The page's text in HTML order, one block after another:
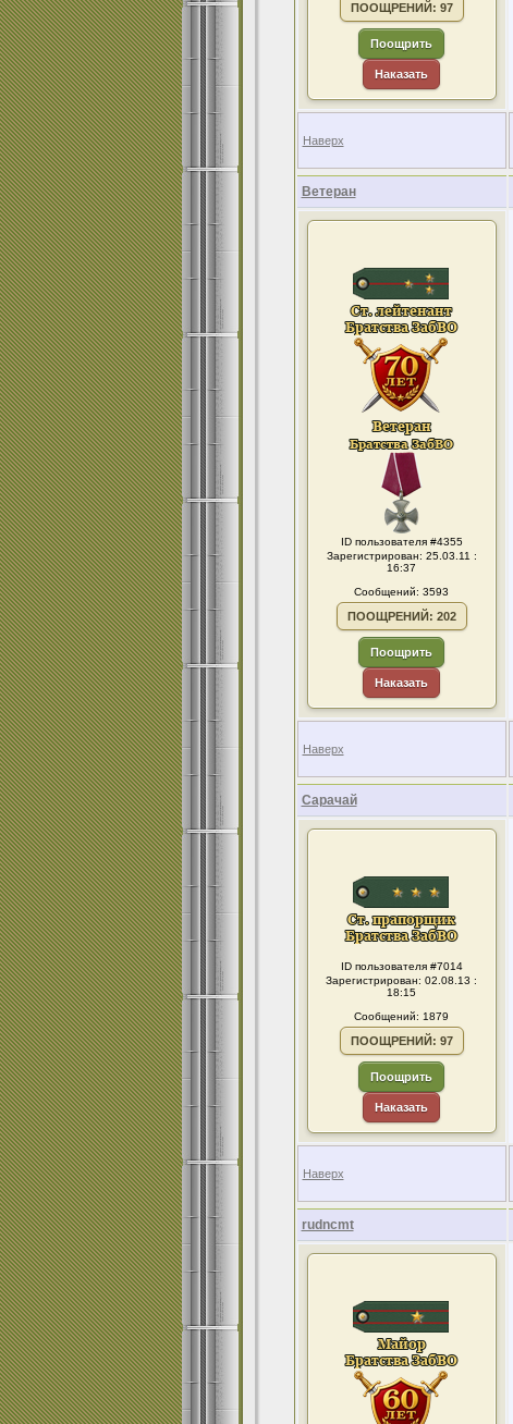
ПООЩРЕНИЙ: 97
Поощрить
Наказать
Наверх
Ветеран
ID пользователя #4355
Зарегистрирован: 25.03.11 :
16:37
Сообщений: 3593
ПООЩРЕНИЙ: 202
Поощрить
Наказать
Наверх
Сарачай
ID пользователя #7014
Зарегистрирован: 02.08.13 :
18:15
Сообщений: 1879
ПООЩРЕНИЙ: 97
Поощрить
Наказать
Наверх
rudncmt